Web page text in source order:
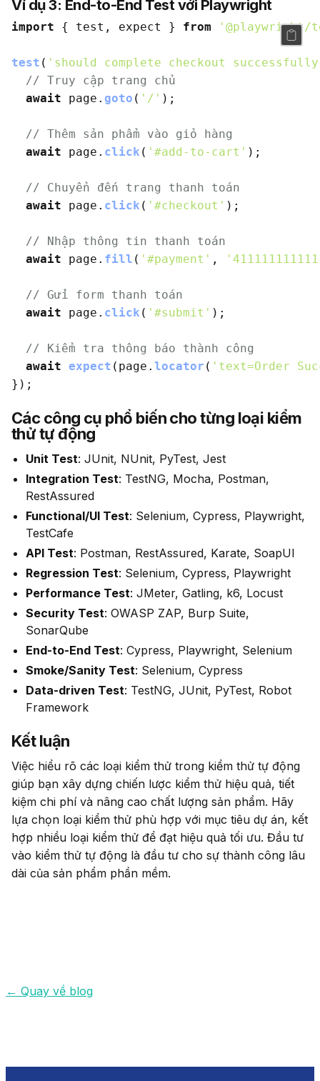
Ví dụ 3: End-to-End Test với Playwright
import { test, expect } from
test ( 'should complete checkout
// Truy cập trang chủ
await page. goto ( '/' );
// Thêm sản phẩm vào giỏ hàng
await page. click ( '#add-to-cart' );
// Chuyển đến trang thanh toán
await page. click ( '#checkout' );
// Nhập thông tin thanh toán
await page. fill ( '#payment' ,
// Gửi form thanh toán
await page. click ( '#submit' );
// Kiểm tra thông báo thành công
await expect (page. locator ( 'text=Order
Các công cụ phổ biến cho từng loại kiểm
thử tự động
Unit Test: JUnit, NUnit, PyTest, Jest
Integration Test: TestNG, Mocha, Postman,
RestAssured
Functional/UI Test: Selenium, Cypress, Playwright,
TestCafe
API Test: Postman, RestAssured, Karate, SoapUI
Regression Test: Selenium, Cypress, Playwright
Performance Test: JMeter, Gatling, k6, Locust
Security Test: OWASP ZAP, Burp Suite,
SonarQube
End-to-End Test: Cypress, Playwright, Selenium
Smoke/Sanity Test: Selenium, Cypress
Data-driven Test: TestNG, JUnit, PyTest, Robot
Framework
Kết luận
Việc hiểu rõ các loại kiểm thử trong kiểm thử tự động
giúp bạn xây dựng chiến lược kiểm thử hiệu quả, tiết
kiệm chi phí và nâng cao chất lượng sản phẩm. Hãy
lựa chọn loại kiểm thử phù hợp với mục tiêu dự án, kết
hợp nhiều loại kiểm thử để đạt hiệu quả tối ưu. Đầu tư
vào kiểm thử tự động là đầu tư cho sự thành công lâu
dài của sản phẩm phần mềm.
← Quay về blog